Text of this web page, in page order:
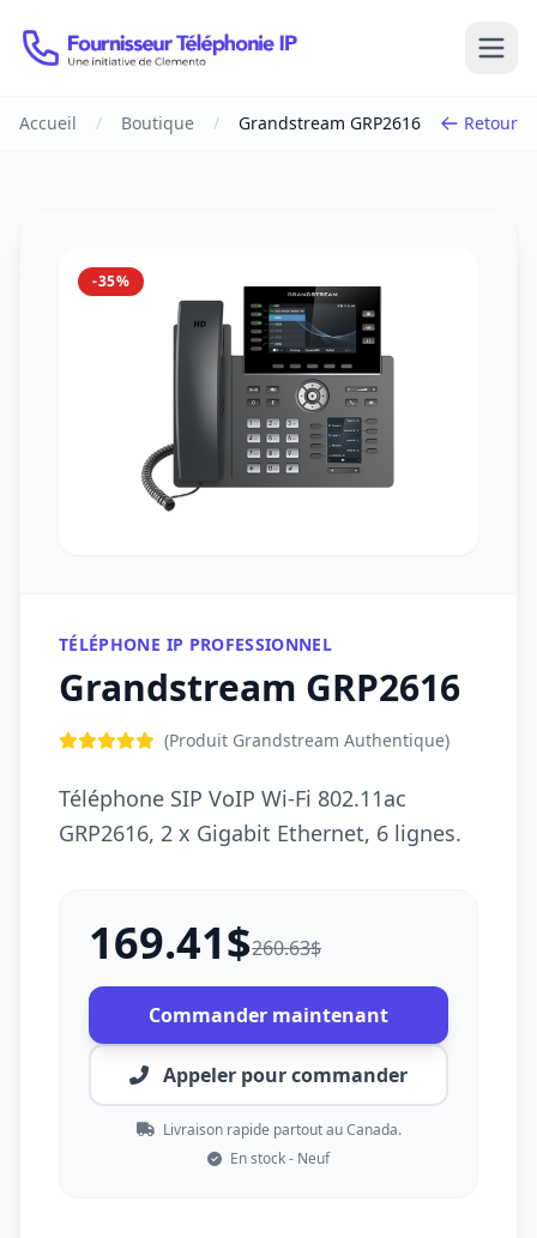
Accueil / Boutique / Grandstream GRP2616 Retour
-35%
TÉLÉPHONE IP PROFESSIONNEL
Grandstream GRP2616
(Produit Grandstream Authentique)
Téléphone SIP VoIP Wi-Fi 802.11ac
GRP2616, 2 x Gigabit Ethernet, 6 lignes.
169.41$260.63$
Commander maintenant
Appeler pour commander
Livraison rapide partout au Canada.
En stock - Neuf